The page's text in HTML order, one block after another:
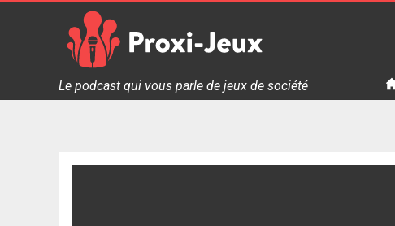
Proxi Jeux - Le podcast qui vous parle de jeux de société
Le podcast qui vous parle de jeux de société